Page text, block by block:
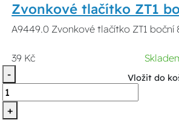
Zvonkové tlačítko ZT1
A9449.0 Zvonkové tlačítko ZT1 boční
39 Kč
-
+
Vložit do